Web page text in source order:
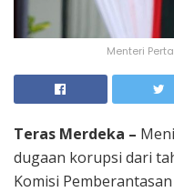
Menteri
Teras Merdeka –
dugaan korupsi dari
Komisi